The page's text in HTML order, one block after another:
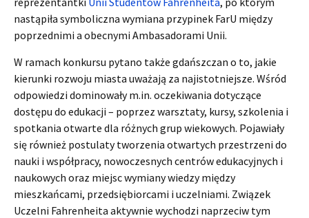
nastąpiła symboliczna wymiana przypinek FarU między
poprzednimi a obecnymi Ambasadorami Unii.
W ramach konkursu pytano także gdańszczan o to, jakie
kierunki rozwoju miasta uważają za najistotniejsze. Wśród
odpowiedzi dominowały m.in. oczekiwania dotyczące
dostępu do edukacji – poprzez warsztaty, kursy, szkolenia i
spotkania otwarte dla różnych grup wiekowych. Pojawiały
się również postulaty tworzenia otwartych przestrzeni do
nauki i współpracy, nowoczesnych centrów edukacyjnych i
naukowych oraz miejsc wymiany wiedzy między
mieszkańcami, przedsiębiorcami i uczelniami. Związek
Uczelni Fahrenheita aktywnie wychodzi naprzeciw tym